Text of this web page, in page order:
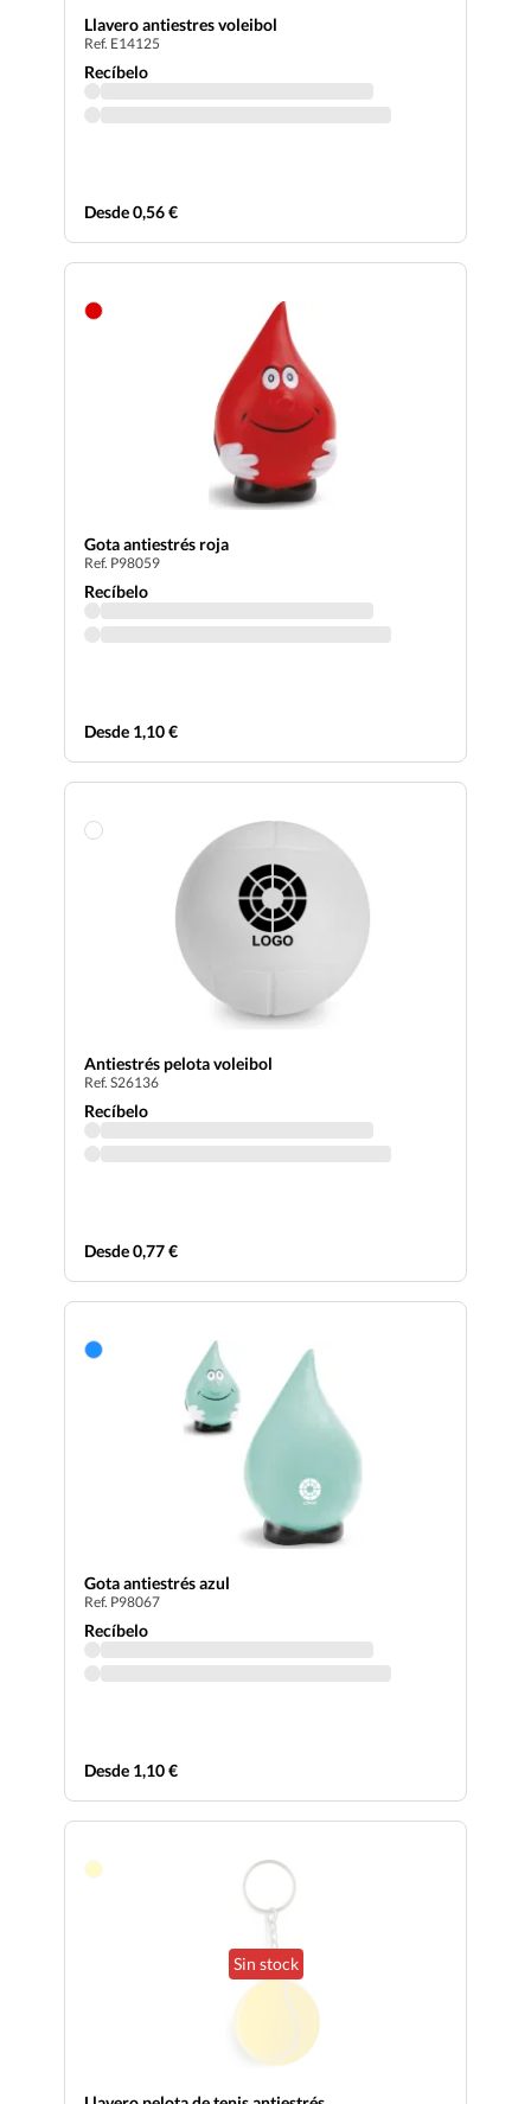
Llavero antiestres voleibol
Ref. E14125
Recíbelo
Desde 0,56 €
Gota antiestrés roja
Ref. P98059
Recíbelo
Desde 1,10 €
Antiestrés pelota voleibol
Ref. S26136
Recíbelo
Desde 0,77 €
Gota antiestrés azul
Ref. P98067
Recíbelo
Desde 1,10 €
Sin stock